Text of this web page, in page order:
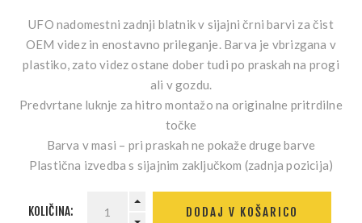
UFO nadomestni zadnji blatnik v sijajni črni barvi za čist
OEM videz in enostavno prileganje. Barva je vbrizgana v
plastiko, zato videz ostane dober tudi po praskah na progi
ali v gozdu.
Predvrtane luknje za hitro montažo na originalne pritrdilne
točke
Barva v masi – pri praskah ne pokaže druge barve
Plastična izvedba s sijajnim zaključkom (zadnja pozicija)
KOLIČINA: DODAJ V KOŠARICO